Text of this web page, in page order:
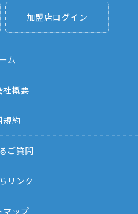
加盟店ログイン
ム
社概要
規約
ご質問
リンク
マップ